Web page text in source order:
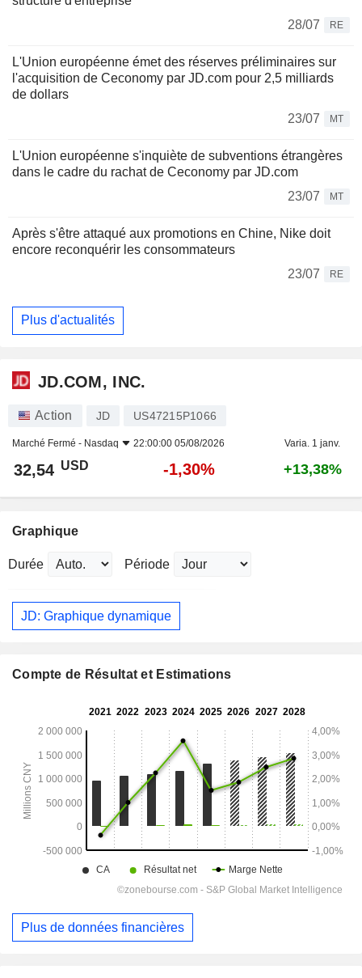
28/07
RE
L'Union européenne émet des réserves préliminaires sur
l'acquisition de Ceconomy par JD.com pour 2,5 milliards
de dollars
23/07
MT
L'Union européenne s'inquiète de subventions étrangères
dans le cadre du rachat de Ceconomy par JD.com
23/07
MT
Après s'être attaqué aux promotions en Chine, Nike doit
encore reconquérir les consommateurs
23/07
RE
Plus d'actualités
JD.COM, INC.
Action JD US47215P1066
Marché Fermé - Nasdaq 22:00:00 05/08/2026 Varia. 1 janv.
32,54 USD -1,30% +13,38%
Graphique
Durée Période
JD: Graphique dynamique
Compte de Résultat et Estimations
Plus de données financières